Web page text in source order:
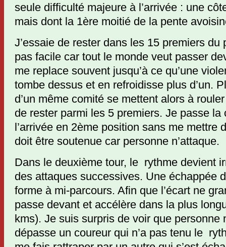
seule difficulté majeure à l’arrivée : une
mais dont la 1ère moitié de la pente
J’essaie de rester dans les 15 premiers du
pas facile car tout le monde veut passer
me replace souvent jusqu’à ce qu’une
tombe dessus et en refroidisse plus d’un.
d’un même comité se mettent alors à
de rester parmi les 5 premiers. Je passe la
l’arrivée en 2ème position sans me mettre
doit être soutenue car personne n’attaque.
Dans le deuxième tour, le rythme devient
des attaques successives. Une échappée
forme à mi-parcours. Afin que l’écart ne
passe devant et accélère dans la plus
kms). Je suis surpris de voir que personne
dépasse un coureur qui n’a pas tenu le